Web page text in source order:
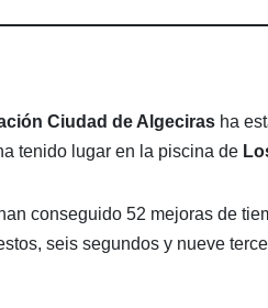
Ciudad de Algeciras ha
tenido lugar en la piscina de
conseguido 52 mejoras de
seis segundos y nueve